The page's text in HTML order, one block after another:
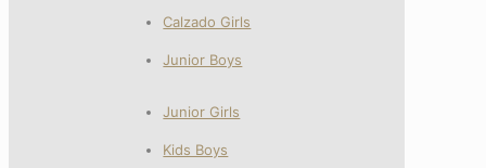
Calzado Girls
Junior Boys
Junior Girls
Kids Boys